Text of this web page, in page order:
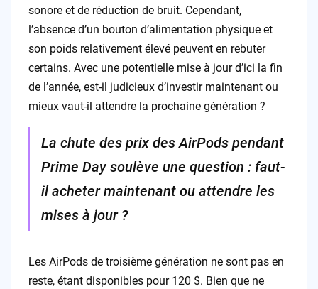
sonore et de réduction de bruit. Cependant,
l’absence d’un bouton d’alimentation physique et
son poids relativement élevé peuvent en rebuter
certains. Avec une potentielle mise à jour d’ici la fin
de l’année, est-il judicieux d’investir maintenant ou
mieux vaut-il attendre la prochaine génération ?
La chute des prix des AirPods pendant
Prime Day soulève une question : faut-
il acheter maintenant ou attendre les
mises à jour ?
Les AirPods de troisième génération ne sont pas en
reste, étant disponibles pour 120 $. Bien que ne